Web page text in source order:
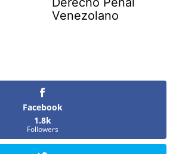
Venezolano
Facebook
1.8k
Followers